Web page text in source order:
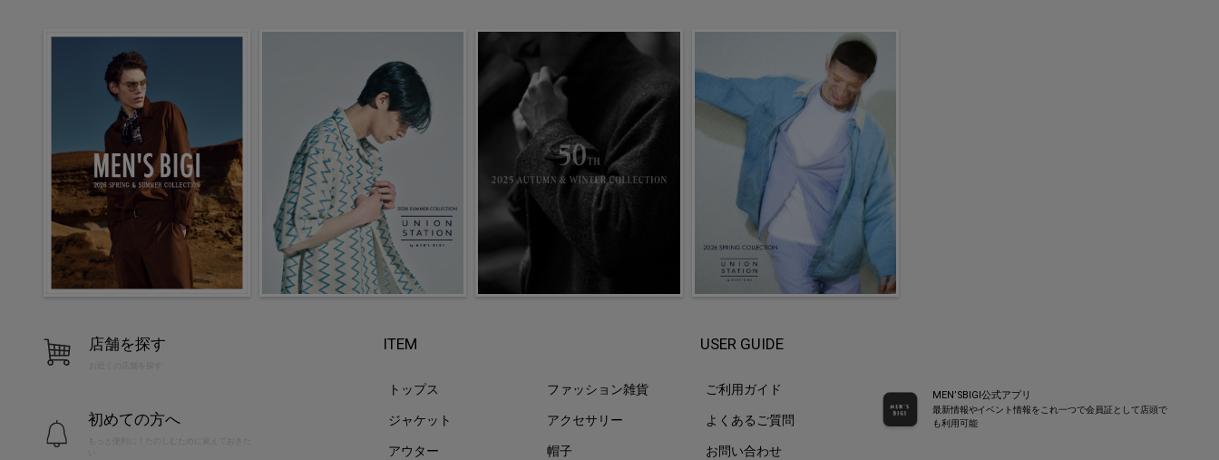
店舗を探す
お近くの店舗を探す
初めての方へ
ITEM
トップス
ジャケット
アウター
ファッション雑貨
アクセサリー
帽子
USER GUIDE
ご利用ガイド
よくあるご質問
お問い合わせ
MEN’SBIGI公式アプリ
最新情報やイベント情報をこれ一つで会員証として店頭で
も利用可能